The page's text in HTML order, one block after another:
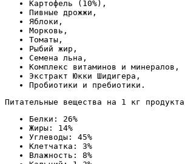
Картофель (10%),
Пивные дрожжи,
Яблоки,
Морковь,
Томаты,
Рыбий жир,
Семена льна,
Комплекс витаминов и минералов,
Экстракт Юкки Шидигера,
Пробиотики и пребиотики.
Питательные вещества на 1 кг
Белки: 26%
Жиры: 14%
Углеводы: 45%
Клетчатка: 3%
Влажность: 8%